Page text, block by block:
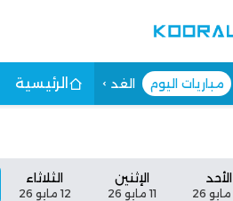
مباريات اليوم الغد الرئيسية
الأحد الإثنين
11 مايو 26
الثلاثاء
12 مايو 26